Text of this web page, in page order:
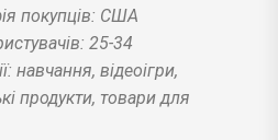
покупців: США
25-34
навчання, відеоігри,
продукти, товари для